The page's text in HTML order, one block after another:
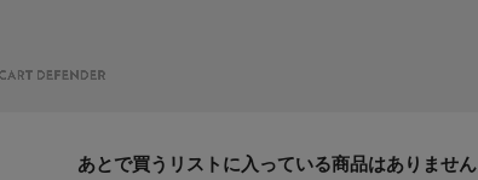
あとで買うリストに入っている商品はありません